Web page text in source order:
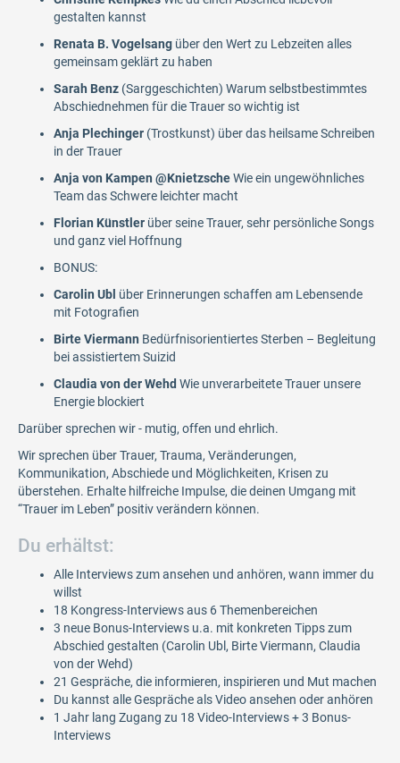
gestalten kannst
Renata B. Vogelsang über den Wert zu Lebzeiten alles
gemeinsam geklärt zu haben
Sarah Benz (Sarggeschichten) Warum selbstbestimmtes
Abschiednehmen für die Trauer so wichtig ist
Anja Plechinger (Trostkunst) über das heilsame Schreiben
in der Trauer
Anja von Kampen @KnietzscheWie ein ungewöhnliches
Team das Schwere leichter macht
Florian Künstler über seine Trauer, sehr persönliche Songs
und ganz viel Hoffnung
BONUS:
Carolin Ubl über Erinnerungen schaffen am Lebensende
mit Fotografien
Birte Viermann Bedürfnisorientiertes Sterben – Begleitung
bei assistiertem Suizid
Claudia von der Wehd Wie unverarbeitete Trauer unsere
Energie blockiert
Darüber sprechen wir - mutig, offen und ehrlich.
Wir sprechen über Trauer, Trauma, Veränderungen,
Kommunikation, Abschiede und Möglichkeiten, Krisen zu
überstehen. Erhalte hilfreiche Impulse, die deinen Umgang mit
“Trauer im Leben” positiv verändern können.
Du erhältst:
Alle Interviews zum ansehen und anhören, wann immer du
willst
18 Kongress-Interviews aus 6 Themenbereichen
3 neue Bonus-Interviews u.a. mit konkreten Tipps zum
Abschied gestalten (Carolin Ubl, Birte Viermann, Claudia
von der Wehd)
21 Gespräche, die informieren, inspirieren und Mut machen
Du kannst alle Gespräche als Video ansehen oder anhören
1 Jahr lang Zugang zu 18 Video-Interviews + 3 Bonus-
Interviews